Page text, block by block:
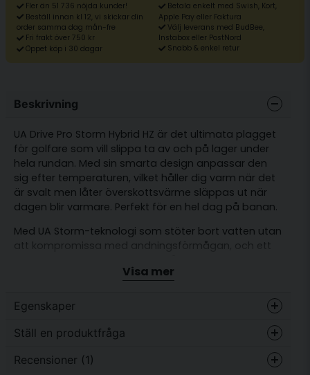
Fler än 51 736 nöjda kunder!
Beställ innan kl 12, vi skickar din
order samma dag mån-fre
Fri frakt över 750 kr
Öppet köp i 30 dagar
Betala enkelt med Swish, Kort,
Apple Pay eller Faktura
Välj leverans med BudBee,
Instabox eller PostNord
Snabb & enkel retur
Beskrivning
UA Drive Pro Storm Hybrid HZ är det ultimata plagget
för golfare som vill slippa ta av och på lager under
hela rundan. Med sin smarta design anpassar den
sig efter temperaturen, vilket håller dig varm när det
är svalt men låter överskottsvärme släppas ut när
dagen blir varmare. Perfekt för en hel dag på banan.
Med UA Storm-teknologi som stöter bort vatten utan
att kompromissa med andningsförmågan, och ett
lättviktig fleeceisolering, erbjuder den värme utan att
Passform: Normal
Vattenavvisande
2 st fickor fram med dragkedja
Visa mer
Egenskaper
Vattenavvisande
Stretch
Ställ en produktfråga
question
Fråga oss något om denna produkten...
Recensioner (1)